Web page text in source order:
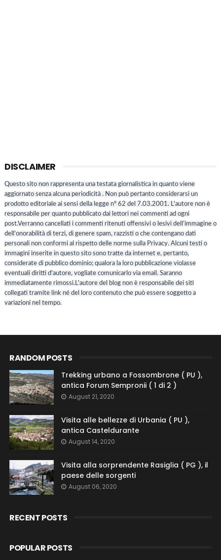
DISCLAIMER
Questo sito non rappresenta una testata giornalistica in quanto viene
aggiornato senza alcuna periodicità . Non può pertanto considerarsi un
prodotto editoriale ai sensi della legge n° 62 del 7.03.2001. L'autore non è
responsabile per quanto pubblicato dai lettori nei commenti ad ogni
post.Verranno cancellati i commenti ritenuti offensivi o lesivi dell’immagine o
dell’onorabilità di terzi, di genere spam, razzisti o che contengano dati
personali non conformi al rispetto delle norme sulla Privacy. Alcuni testi o
immagini inserite in questo sito sono tratte da internet e, pertanto,
considerate di pubblico dominio; qualora la loro pubblicazione violasse
eventuali diritti d'autore, vogliate comunicarlo via email. Saranno
immediatamente rimossi.L'autore del blog non è responsabile dei siti
collegati tramite link né del loro contenuto che può essere soggetto a
variazioni nel tempo.
RANDOM POSTS
Trekking urbano a Fossombrone ( PU ),
antica Forum Sempronii ( 1 di 2 )
August 21, 2020
Visita alle bellezze di Urbania ( PU ),
antica Casteldurante
August 14, 2020
Visita alla sorprendente Rasiglia ( PG ), il
paese delle sorgenti
August 06, 2020
RECENT POSTS
POPULAR POSTS